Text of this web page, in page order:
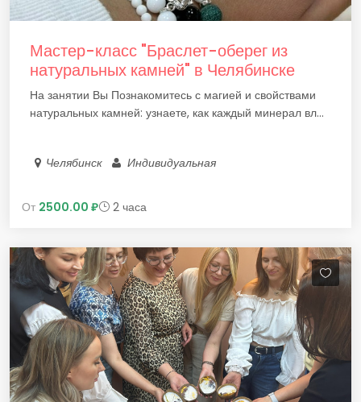
Мастер-класс "Браслет-оберег из
натуральных камней" в Челябинске
На занятии Вы Познакомитесь с магией и свойствами
натуральных камней: узнаете, как каждый минерал вл...
Челябинск Индивидуальная
От 2500.00 ₽ 2 часа